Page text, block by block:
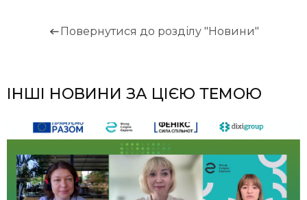
Повернутися до розділу "Новини"
ІНШІ НОВИНИ ЗА ЦІЄЮ ТЕМОЮ